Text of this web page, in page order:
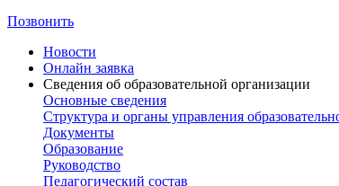
Позвонить
Новости
Онлайн заявка
Сведения об образовательной организации
Основные сведения
Структура и органы управления
Документы
Образование
Руководство
Педагогический состав